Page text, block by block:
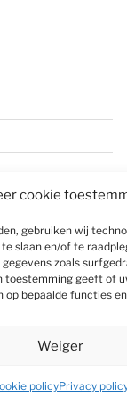
cookie
gebruiken wij
slaan en/of te
zoals
toestemming geeft of
op bepaalde functies
Weiger
policyPrivacy